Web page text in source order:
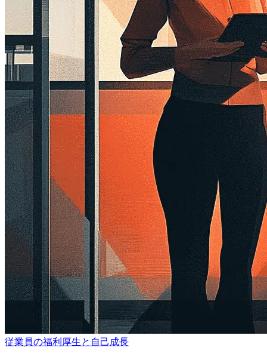
従業員の福利厚生と自己成長